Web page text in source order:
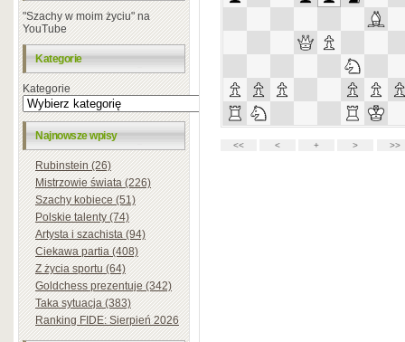
"Szachy w moim życiu" na
YouTube
Kategorie
Kategorie
Najnowsze wpisy
Rubinstein (26)
Mistrzowie świata (226)
Szachy kobiece (51)
Polskie talenty (74)
Artysta i szachista (94)
Ciekawa partia (408)
Z życia sportu (64)
Goldchess prezentuje (342)
Taka sytuacja (383)
Ranking FIDE: Sierpień 2026